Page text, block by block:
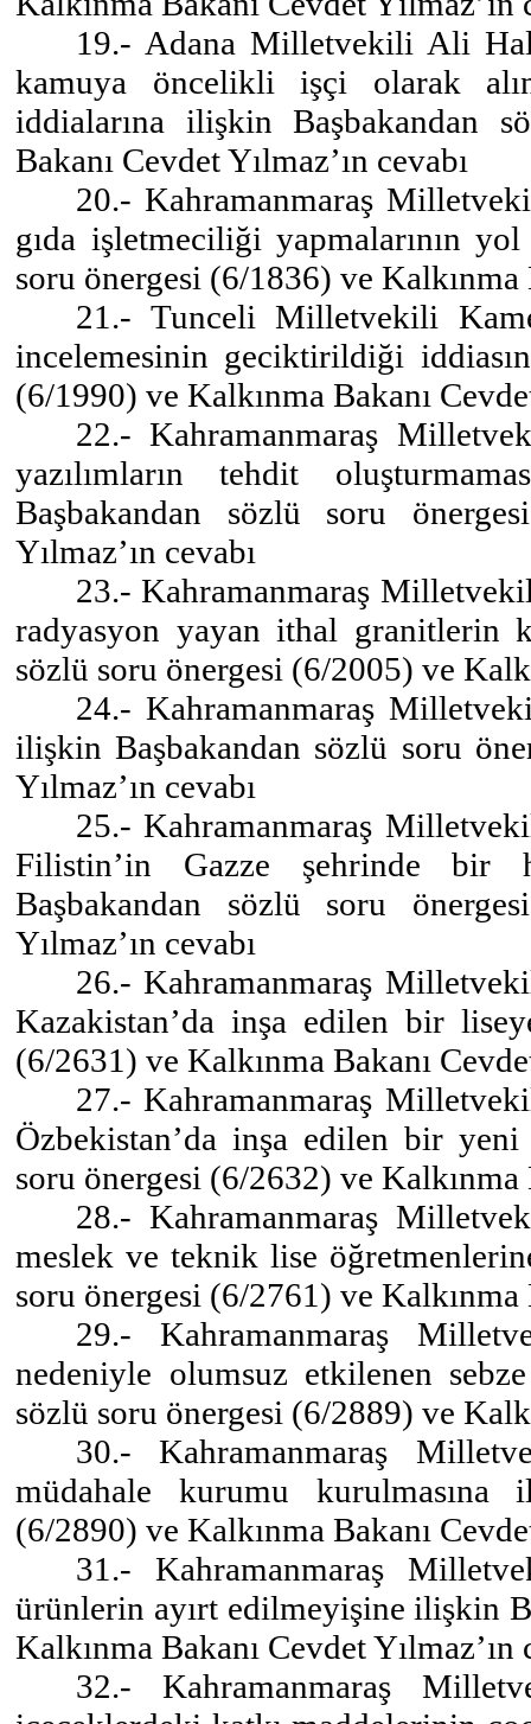
19.- Adana Milletvekili Ali
kamuya öncelikli işçi olarak
iddialarına ilişkin Başbakandan
Bakanı Cevdet Yılmaz’ın cevabı
20.- Kahramanmaraş
gıda işletmeciliği yapmalarının
soru önergesi (6/1836) ve Kalkınma
21.- Tunceli Milletvekili
incelemesinin geciktirildiği
(6/1990) ve Kalkınma Bakanı
22.- Kahramanmaraş
yazılımların tehdit
Başbakandan sözlü soru
Yılmaz’ın cevabı
23.- Kahramanmaraş
radyasyon yayan ithal granitlerin
sözlü soru önergesi (6/2005) ve
24.- Kahramanmaraş
ilişkin Başbakandan sözlü soru
Yılmaz’ın cevabı
25.- Kahramanmaraş
Filistin’in Gazze şehrinde bir
Başbakandan sözlü soru
Yılmaz’ın cevabı
26.- Kahramanmaraş
Kazakistan’da inşa edilen bir
(6/2631) ve Kalkınma Bakanı
27.- Kahramanmaraş
Özbekistan’da inşa edilen bir
soru önergesi (6/2632) ve Kalkınma
28.- Kahramanmaraş
meslek ve teknik lise
soru önergesi (6/2761) ve Kalkınma
29.- Kahramanmaraş
nedeniyle olumsuz etkilenen
sözlü soru önergesi (6/2889) ve
30.- Kahramanmaraş
müdahale kurumu kurulmasına
(6/2890) ve Kalkınma Bakanı
31.- Kahramanmaraş
ürünlerin ayırt edilmeyişine ilişkin
Kalkınma Bakanı Cevdet Yılmaz’ın
32.- Kahramanmaraş